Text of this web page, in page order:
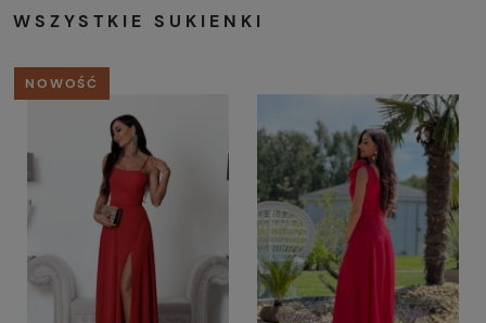
WSZYSTKIE SUKIENKI
NOWOŚĆ